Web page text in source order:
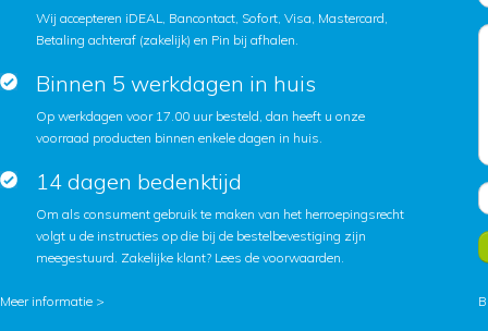
Wij accepteren iDEAL, Bancontact, Sofort, Visa, Mastercard,
Betaling achteraf (zakelijk) en Pin bij afhalen.
Binnen 5 werkdagen in huis
Op werkdagen voor 17.00 uur besteld, dan heeft u onze
voorraad producten binnen enkele dagen in huis.
14 dagen bedenktijd
Om als consument gebruik te maken van het herroepingsrecht
volgt u de instructies op die bij de bestelbevestiging zijn
meegestuurd. Zakelijke klant? Lees de voorwaarden.
Meer informatie >